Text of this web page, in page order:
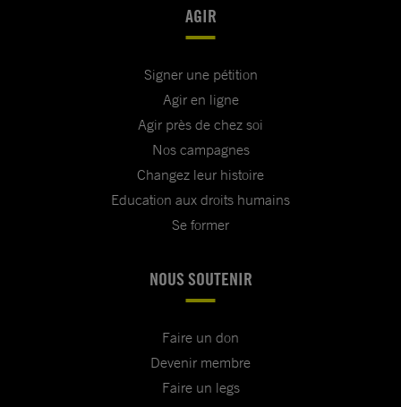
AGIR
Signer une pétition
Agir en ligne
Agir près de chez soi
Nos campagnes
Changez leur histoire
Education aux droits humains
Se former
NOUS SOUTENIR
Faire un don
Devenir membre
Faire un legs